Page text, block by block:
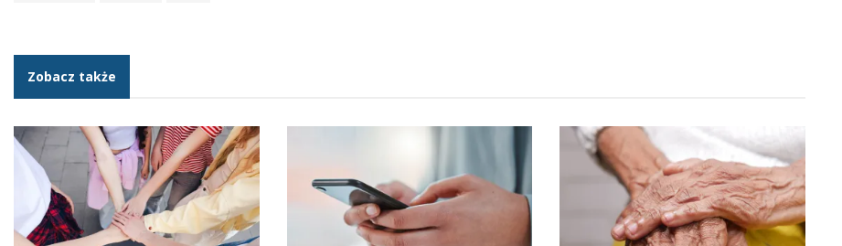
Zobacz także